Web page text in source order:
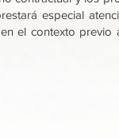
especial
el contexto